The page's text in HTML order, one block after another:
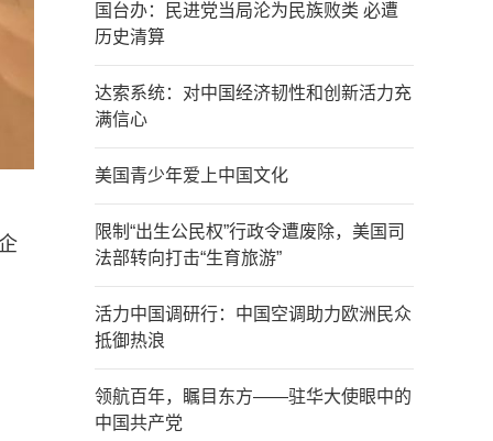
国台办：民进党当局沦为民族败类 必遭
历史清算
达索系统：对中国经济韧性和创新活力充
满信心
美国青少年爱上中国文化
限制“出生公民权”行政令遭废除，美国司
法部转向打击“生育旅游”
活力中国调研行：中国空调助力欧洲民众
抵御热浪
领航百年，瞩目东方——驻华大使眼中的
中国共产党